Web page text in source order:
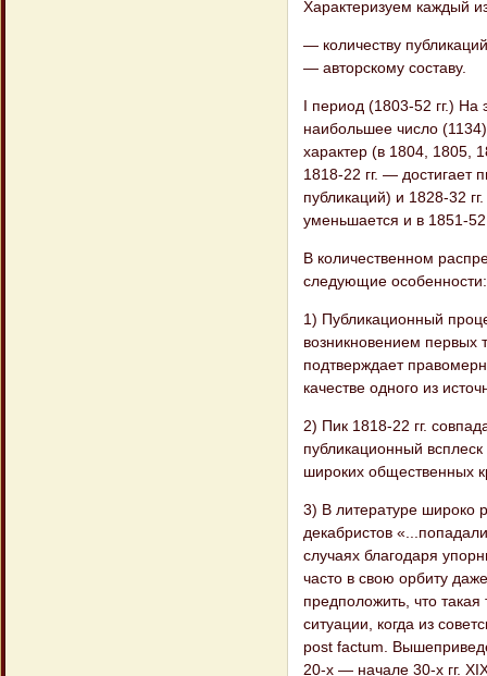
Характеризуем каждый
— количеству
— авторскому составу.
I период (1803-52 гг.)
наибольшее число
характер (в 1804, 1805,
1818-22 гг. — достигает
публикаций) и 1828-32
уменьшается и в 1851-52
В количественном
следующие особенности:
1) Публикационный
возникновением первых
подтверждает
качестве одного из
2) Пик 1818-22 гг.
публикационный
широких общественных
3) В литературе широко
декабристов
случаях благодаря
часто в свою орбиту
предположить, что
ситуации, когда из
post factum.
20-х — начале 30-х гг.